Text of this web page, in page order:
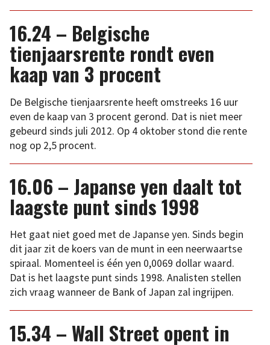
16.24 – Belgische
tienjaarsrente rondt even
kaap van 3 procent
De Belgische tienjaarsrente heeft omstreeks 16 uur
even de kaap van 3 procent gerond. Dat is niet meer
gebeurd sinds juli 2012. Op 4 oktober stond die rente
nog op 2,5 procent.
16.06 – Japanse yen daalt tot
laagste punt sinds 1998
Het gaat niet goed met de Japanse yen. Sinds begin
dit jaar zit de koers van de munt in een neerwaartse
spiraal. Momenteel is één yen 0,0069 dollar waard.
Dat is het laagste punt sinds 1998. Analisten stellen
zich vraag wanneer de Bank of Japan zal ingrijpen.
15.34 – Wall Street opent in